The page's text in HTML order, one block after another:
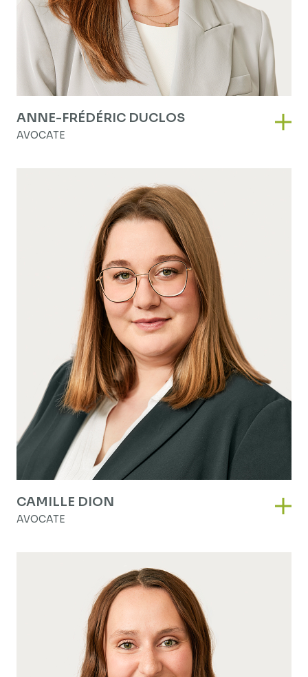
ANNE-FRÉDÉRIC DUCLOS
AVOCATE
CAMILLE DION
AVOCATE